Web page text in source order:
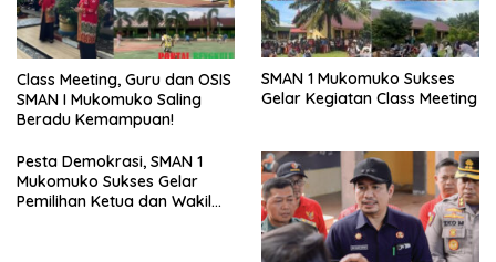
Class Meeting, Guru dan OSIS
SMAN I Mukomuko Saling
Beradu Kemampuan!
SMAN 1 Mukomuko Sukses
Gelar Kegiatan Class Meeting
Pesta Demokrasi, SMAN 1
Mukomuko Sukses Gelar
Pemilihan Ketua dan Wakil